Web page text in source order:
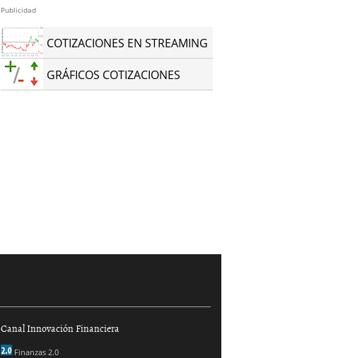
Publicidad
COTIZACIONES EN STREAMING
GRÁFICOS COTIZACIONES
Canal Innovación Financiera
Finanzas 2.0